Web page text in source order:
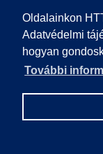
Oldalainkon
Adatvédelmi
hogyan
További
Térképek és